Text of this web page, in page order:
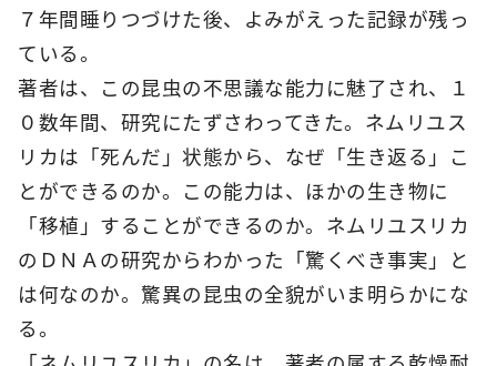
７年間睡りつづけた後、よみがえった記録が残っ
ている。
著者は、この昆虫の不思議な能力に魅了され、１
０数年間、研究にたずさわってきた。ネムリユス
リカは「死んだ」状態から、なぜ「生き返る」こ
とができるのか。この能力は、ほかの生き物に
「移植」することができるのか。ネムリユスリカ
のＤＮＡの研究からわかった「驚くべき事実」と
は何なのか。驚異の昆虫の全貌がいま明らかにな
る。